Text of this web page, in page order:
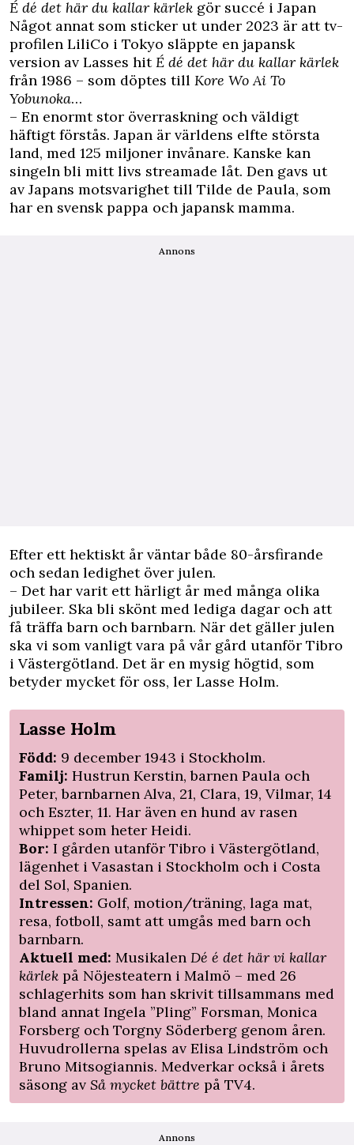
É dé det här du kallar kärlek gör succé i Japan
Något annat som sticker ut under 2023 är att tv-
profilen LiliCo i Tokyo släppte en japansk
version av Lasses hitÉ dé det här du kallar kärlek
från 1986 – som döptes till Kore Wo Ai To
Yobunoka…
– En enormt stor överraskning och väldigt
häftigt förstås. Japan är världens elfte största
land, med 125 miljoner invånare. Kanske kan
singeln bli mitt livs streamade låt. Den gavs ut
av Japans motsvarighet till Tilde de Paula, som
har en svensk pappa och japansk mamma.
Annons
Efter ett hektiskt år väntar både 80-årsfirande
och sedan ledighet över julen.
– Det har varit ett härligt år med många olika
jubileer. Ska bli skönt med lediga dagar och att
få träffa barn och barnbarn. När det gäller julen
ska vi som vanligt vara på vår gård utanför Tibro
i Västergötland. Det är en mysig högtid, som
betyder mycket för oss, ler Lasse Holm.
Lasse Holm
Född: 9 december 1943 i Stockholm.
Familj: Hustrun Kerstin, barnen Paula och
Peter, barnbarnen Alva, 21, Clara, 19, Vilmar, 14
och Eszter, 11. Har även en hund av rasen
whippet som heter Heidi.
Bor: I gården utanför Tibro i Västergötland,
lägenhet i Vasastan i Stockholm och i Costa
del Sol, Spanien.
Intressen: Golf, motion/träning, laga mat,
resa, fotboll, samt att umgås med barn och
barnbarn.
Aktuell med: Musikalen Dé é det här vi kallar
kärlek på Nöjesteatern i Malmö – med 26
schlagerhits som han skrivit tillsammans med
bland annat Ingela ”Pling” Forsman, Monica
Forsberg och Torgny Söderberg genom åren.
Huvudrollerna spelas av Elisa Lindström och
Bruno Mitsogiannis. Medverkar också i årets
säsong av Så mycket bättre på TV4.
Annons